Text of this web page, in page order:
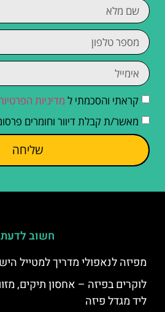
קראתי והסכמתי ל מדיניות
מאשר/ת קבלת דיוור וחומרים
שליחה
חשוב לדעת
מפיזה לנאפולי מדריך למטייל
לוקרים בפיזה – אחסון תיקים,
ליד מגדל פיזה